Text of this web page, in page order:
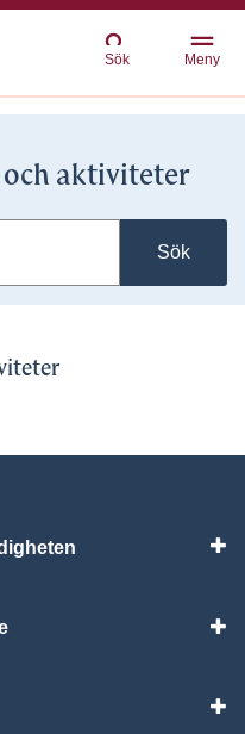
Sök Meny
och aktiviteter
Sök